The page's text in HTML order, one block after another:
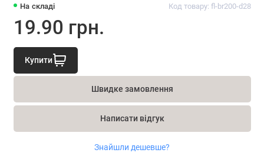
На складі Код товару: fl-br200-d28
19.90 грн.
Купити
Швидке замовлення
Написати відгук
Знайшли дешевше?